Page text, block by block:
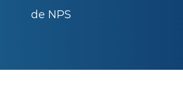
de NPS